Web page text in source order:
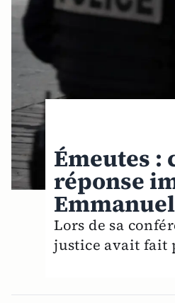
Émeutes :
réponse
Lors de sa
justice avait fait